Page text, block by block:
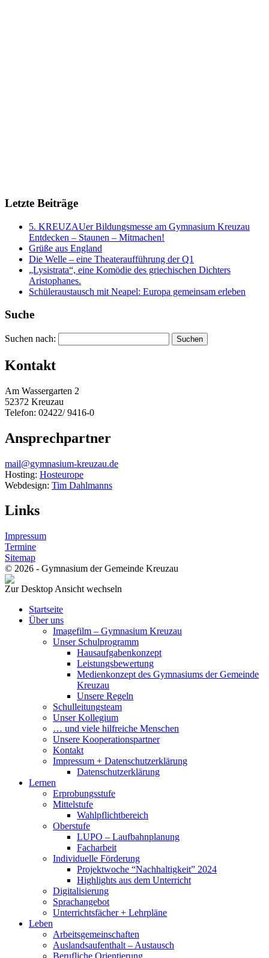
Letzte Beiträge
5. KREUZAUer Bildungsmesse am Gymnasium Kreuzau
Entdecken – Staunen – Mitmachen!
Grüße aus England
Die Welle – eine Theateraufführung der Q1
„Lysistrata“, eine Komödie des griechischen Dichters
Aristophanes.
Schüleraustausch mit Neapel: Europa gemeinsam erleben
Suche
Suchen nach:
Kontakt
Am Wassergarten 2
52372 Kreuzau
Telefon: 02422/ 9416-0
Ansprechpartner
mail@gymnasium-kreuzau.de
Hosting: Hosteurope
Webdesign: Tim Dahlmanns
Links
Impressum
Termine
Sitemap
© 2026 - Gymnasium der Gemeinde Kreuzau
Zur Desktop Ansicht wechseln
Startseite
Über uns
Imagefilm – Gymnasium Kreuzau
Unser Schulprogramm
Hausaufgabenkonzept
Leistungsbewertung
Medienkonzept des Gymnasiums der Gemeinde
Kreuzau
Unsere Regeln
Schulleitungsteam
Unser Kollegium
… und viele hilfreiche Menschen
Unsere Kooperationspartner
Kontakt
Impressum + Datenschutzerklärung
Datenschutzerklärung
Lernen
Erprobungsstufe
Mittelstufe
Wahlpflichtbereich
Oberstufe
LUPO – Laufbahnplanung
Facharbeit
Individuelle Förderung
Projektwoche “Nachhaltigkeit” 2024
Highlights aus dem Unterricht
Digitalisierung
Sprachangebot
Unterrichtsfächer + Lehrpläne
Leben
Arbeitsgemeinschaften
Auslandsaufenthalt – Austausch